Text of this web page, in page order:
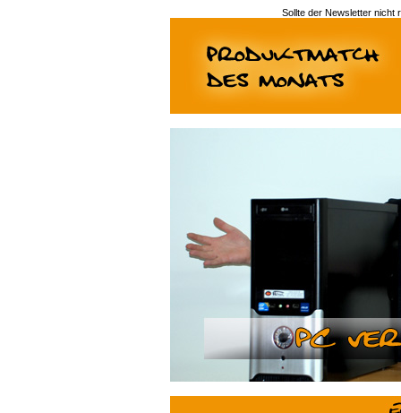
Sollte der Newsletter nicht